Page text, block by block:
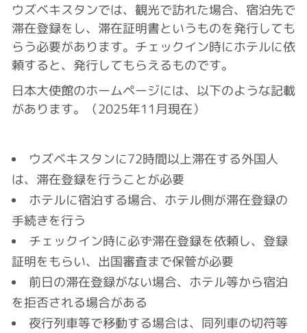
ウズベキスタンでは、観光で訪れた場合、宿泊先で
滞在登録をし、滞在証明書というものを発行しても
らう必要があります。チェックイン時にホテルに依
頼すると、発行してもらえるものです。
日本大使館のホームページには、以下のような記載
があります。（2025年11月現在）
ウズベキスタンに72時間以上滞在する外国人
は、滞在登録を行うことが必要
ホテルに宿泊する場合、ホテル側が滞在登録の
手続きを行う
チェックイン時に必ず滞在登録を依頼し、登録
証明をもらい、出国審査まで保管が必要
前日の滞在登録がない場合、ホテル等から宿泊
を拒否される場合がある
夜行列車等で移動する場合は、同列車の切符等